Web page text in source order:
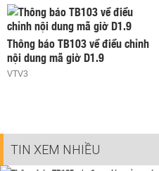
Thông báo TB103 về điều chỉnh
nội dung mã giờ D1.9
VTV3
TIN XEM NHIỀU